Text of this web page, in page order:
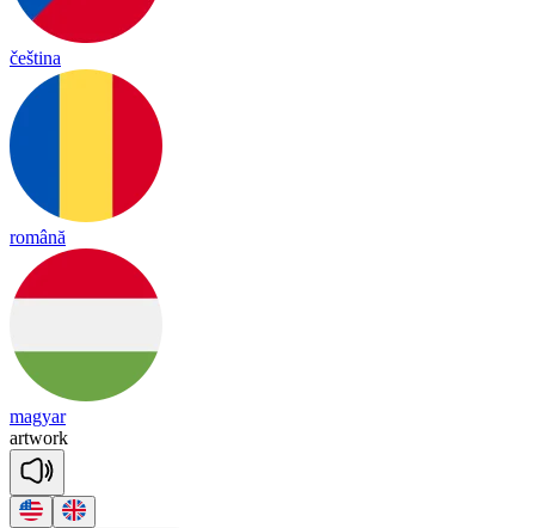
čeština
română
magyar
artwork